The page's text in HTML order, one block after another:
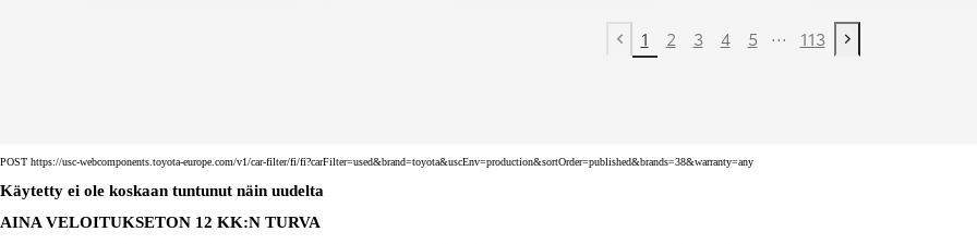
Previous page
1 2 3 4 5 ... 113
Next page
POST https://usc-webcomponents.toyota-europe.com/v1/car-filter/fi/fi?carFilter=used&brand=toyota&uscEnv=production&sortOrder=published&brands=38&warranty=any
Käytetty ei ole koskaan tuntunut näin uudelta
AINA VELOITUKSETON 12 KK:N TURVA